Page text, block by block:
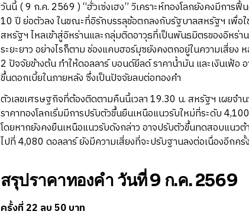
วันนี้ ( 9 ก.ค. 2569 ) “ฮั่วเซ่งเฮง” วิเคราะห์ทองโลกยังคงมีการ
10 ปี ย่อตัวลง ในขณะที่อิรักบรรลุข้อตกลงกับรัฐบาลสหรัฐฯ เพื่อ
สหรัฐฯ ไหลเข้าสู่อิหร่านและกลุ่มติดอาวุธที่เป็นพันธมิตรของอิหร่
ระยะยาว อย่างไรก็ตาม ช่องแคบฮอร์มุซยังคงตกอยู่ในความเสี่ย
2 ปัจจัยข้างต้น ทำให้ดอลลาร์ บอนด์ยีลด์ ราคาน้ำมัน และเงินเฟ้อ
ขึ้นดอกเบี้ยในภายหลัง ซึ่งเป็นปัจจัยลบต่อทองคำ
ตัวเลขเศรษฐกิจที่ต้องติดตามคืนนี้เวลา 19.30 น. สหรัฐฯ เผยจำ
ราคาทองโลกเริ่มมีการปรับตัวขึ้นยืนเหนือแนวรับใหม่ที่ระดับ
โดยหากยังคงยืนเหนือแนวรับดังกล่าว อาจปรับตัวขึ้นทดสอบแนว
ไปที่ 4,080 ดอลลาร์ ยังมีความเสี่ยงที่จะปรับฐานลงต่อเนื่องอีกครั้ง
สรุปราคาทองคำ วันที่ 9 ก.ค. 2569
ครั้งที่ 22 ลบ 50 บาท